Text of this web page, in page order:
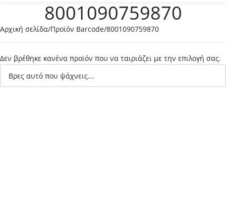
8001090759870
Αρχική σελίδα Προϊόν Barcode 8001090759870
Δεν βρέθηκε κανένα προϊόν που να ταιριάζει με την επιλογή σας.